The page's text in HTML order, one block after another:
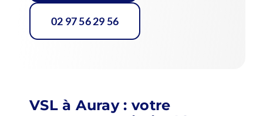
02 97 56 29 56
VSL à Auray : votre